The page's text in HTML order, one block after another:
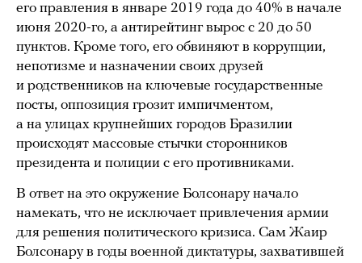
его правления в январе 2019 года до 40% в начале
июня 2020-го, а антирейтинг вырос с 20 до 50
пунктов. Кроме того, его обвиняют в коррупции,
непотизме и назначении своих друзей
и родственников на ключевые государственные
посты, оппозиция грозит импичментом,
а на улицах крупнейших городов Бразилии
происходят массовые стычки сторонников
президента и полиции с его противниками.
В ответ на это окружение Болсонару начало
намекать, что не исключает привлечения армии
для решения политического кризиса. Сам Жаир
Болсонару в годы военной диктатуры, захватившей